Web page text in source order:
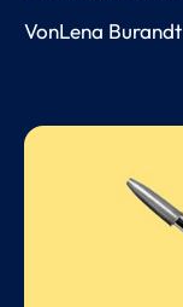
VonLena Burandt